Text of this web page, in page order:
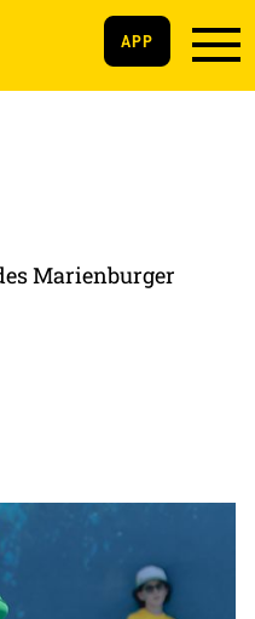
APP
Marienburger